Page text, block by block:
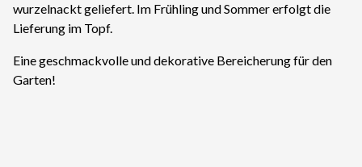
wurzelnackt geliefert. Im Frühling und Sommer erfolgt die
Lieferung im Topf.
Eine geschmackvolle und dekorative Bereicherung für den
Garten!